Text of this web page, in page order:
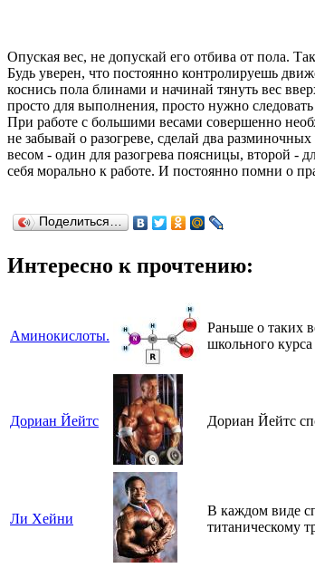
Опуская вес, не допускай его отбива от пола.
Будь уверен, что постоянно контролируешь
коснись пола блинами и начинай тянуть вес
просто для выполнения, просто нужно
При работе с большими весами совершенно
не забывай о разогреве, сделай два
весом - один для разогрева поясницы, второй -
себя морально к работе. И постоянно помни о
Поделиться…
Интересно к прочтению:
Аминокислоты.
Раньше о таких
школьного
Дориан Йейтс Дориан Йейтс
Ли Хейни
В каждом виде
титаническому